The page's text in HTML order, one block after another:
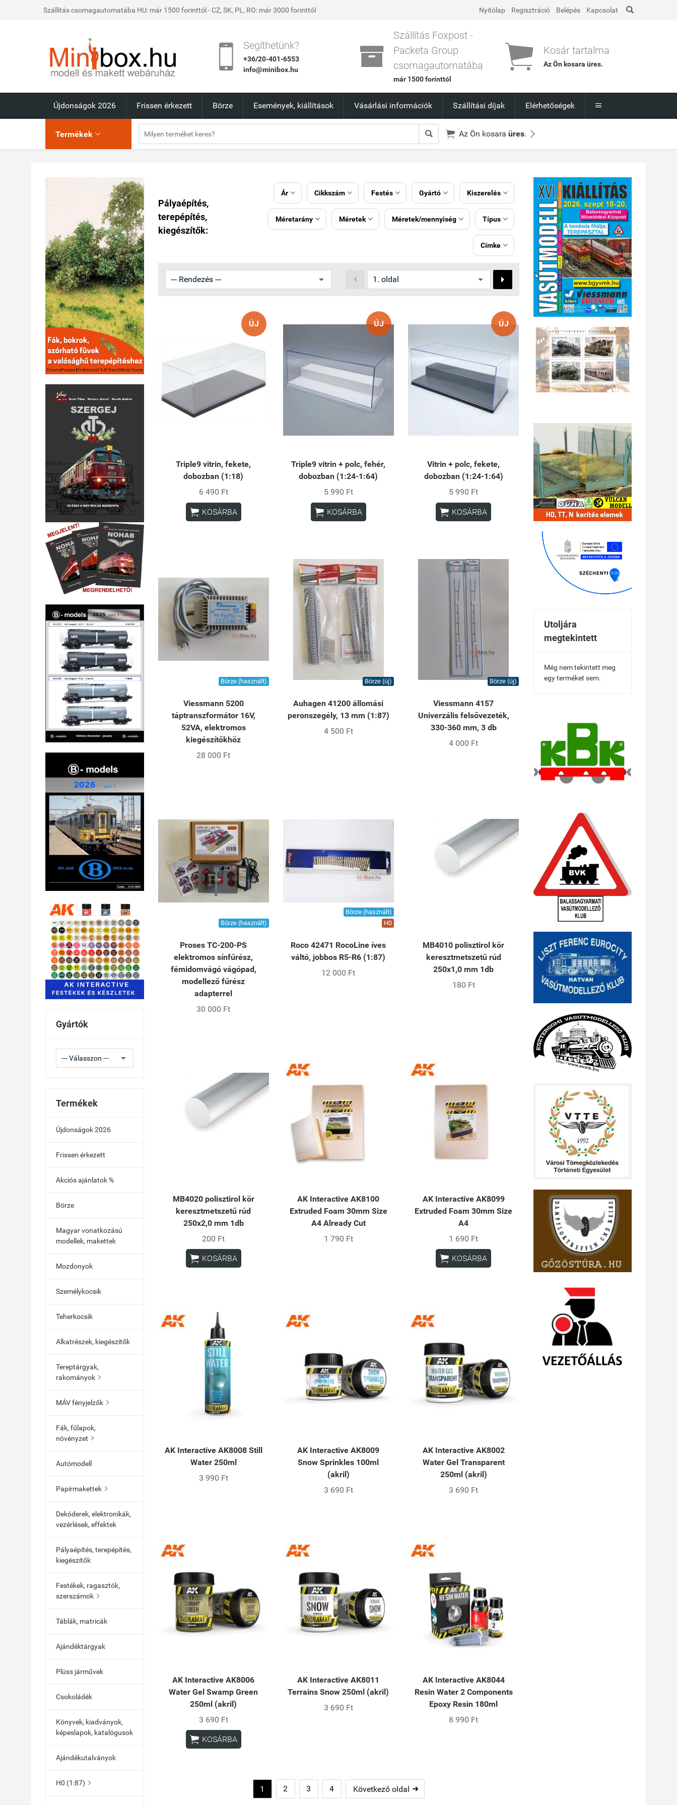
Szállítás csomagautomatába HU: már 1500 forinttól - CZ, SK, PL, RO: már 3000 forinttól Nyitólap Regisztráció Belépés Kapcsolat 
 Segíthetünk?
+36/20-401-6553
info@minibox.hu

Szállítás Foxpost -
Packeta Group
csomagautomatába
már 1500 forinttól
 Kosár tartalma
Az Ön kosaraüres.
Újdonságok 2026 Frissen érkezett Börze Események, kiállítások Vásárlási információk Szállítási díjak Elérhetőségek 
Termékek    Az Ön kosara üres. 
Gyártók
Termékek
Újdonságok 2026
Frissen érkezett
Akciós ajánlatok %
Börze
Magyar vonatkozású
modellek, makettek
Mozdonyok
Személykocsik
Teherkocsik
Alkatrészek, kiegészítők
Tereptárgyak,
rakományok 
MÁV fényjelzők 
Fák, fűlapok,
növényzet 
Autómodell
Papírmakettek 
Dekóderek, elektronikák,
vezérlések, effektek
Pályaépítés, terepépítés,
kiegészítők
Festékek, ragasztók,
szerszámok 
Táblák, matricák
Ajándéktárgyak
Plüss járművek
Csokoládék
Könyvek, kiadványok,
képeslapok, katalógusok
Ajándékutalványok
H0 (1:87) 
Pályaépítés,
terepépítés,
kiegészítők:
Ár  Cikkszám  Festés  Gyártó  Kiszerelés 
Méretarány  Méretek  Méretek/mennyiség  Típus 
Címke 
 
ÚJ
Triple9 vitrin, fekete,
dobozban (1:18)
6 490 Ft
 KOSÁRBA
ÚJ
Triple9 vitrin + polc, fehér,
dobozban (1:24-1:64)
5 990 Ft
 KOSÁRBA
ÚJ
Vitrin + polc, fekete,
dobozban (1:24-1:64)
5 990 Ft
 KOSÁRBA
Börze (használt)
Viessmann 5200
táptranszformátor 16V,
52VA, elektromos
kiegészítőkhöz
28 000 Ft
Börze (új)
Auhagen 41200 állomási
peronszegély, 13 mm (1:87)
4 500 Ft
Börze (új)
Viessmann 4157
Univerzális felsővezeték,
330-360 mm, 3 db
4 000 Ft
Börze (használt)
Proses TC-200-PS
elektromos sínfűrész,
fémidomvágó vágópad,
modellező fűrész
adapterrel
30 000 Ft
Börze (használt)
H0
Roco 42471 RocoLine íves
váltó, jobbos R5-R6 (1:87)
12 000 Ft
MB4010 polisztirol kör
keresztmetszetű rúd
250x1,0 mm 1db
180 Ft
MB4020 polisztirol kör
keresztmetszetű rúd
250x2,0 mm 1db
200 Ft
 KOSÁRBA
AK Interactive AK8100
Extruded Foam 30mm Size
A4 Already Cut
1 790 Ft
AK Interactive AK8099
Extruded Foam 30mm Size
A4
1 690 Ft
 KOSÁRBA
AK Interactive AK8008 Still
Water 250ml
3 990 Ft
AK Interactive AK8009
Snow Sprinkles 100ml
(akril)
3 690 Ft
AK Interactive AK8002
Water Gel Transparent
250ml (akril)
3 690 Ft
AK Interactive AK8006
Water Gel Swamp Green
250ml (akril)
3 690 Ft
 KOSÁRBA
AK Interactive AK8011
Terrains Snow 250ml (akril)
3 690 Ft
AK Interactive AK8044
Resin Water 2 Components
Epoxy Resin 180ml
8 990 Ft
1 2 3 4 Következő oldal 
Utoljára
megtekintett
Még nem tekintett meg
egy terméket sem.